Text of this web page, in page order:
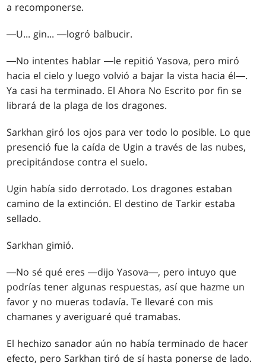
a recomponerse.
―U... gin... ―logró balbucir.
―No intentes hablar ―le repitió Yasova, pero miró
hacia el cielo y luego volvió a bajar la vista hacia él―.
Ya casi ha terminado. El Ahora No Escrito por fin se
librará de la plaga de los dragones.
Sarkhan giró los ojos para ver todo lo posible. Lo que
presenció fue la caída de Ugin a través de las nubes,
precipitándose contra el suelo.
Ugin había sido derrotado. Los dragones estaban
camino de la extinción. El destino de Tarkir estaba
sellado.
Sarkhan gimió.
―No sé qué eres ―dijo Yasova―, pero intuyo que
podrías tener algunas respuestas, así que hazme un
favor y no mueras todavía. Te llevaré con mis
chamanes y averiguaré qué tramabas.
El hechizo sanador aún no había terminado de hacer
efecto, pero Sarkhan tiró de sí hasta ponerse de lado.